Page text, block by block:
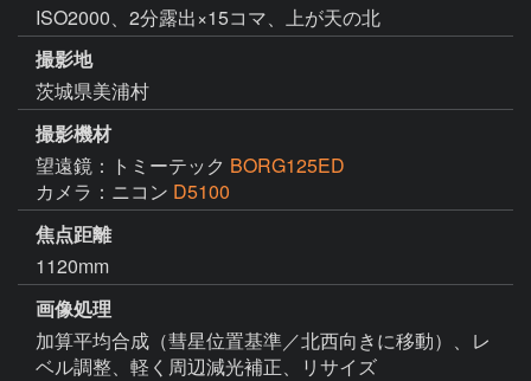
ISO2000、2分露出×15コマ、上が天の北
撮影地
茨城県美浦村
撮影機材
望遠鏡：トミーテック BORG125ED
カメラ：ニコン D5100
焦点距離
1120mm
画像処理
加算平均合成（彗星位置基準／北西向きに移動）、レ
ベル調整、軽く周辺減光補正、リサイズ